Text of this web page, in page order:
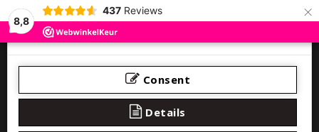
8,8
437 Reviews ×
Consent
Details